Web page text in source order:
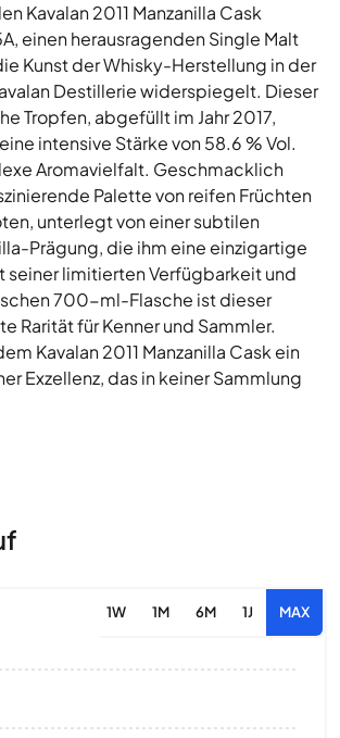
Kavalan 2011 Manzanilla Cask
einen herausragenden Single Malt
Kunst der Whisky-Herstellung in der
Destillerie widerspiegelt. Dieser
Tropfen, abgefüllt im Jahr 2017,
intensive Stärke von 58.6 % Vol.
Aromavielfalt. Geschmacklich
Palette von reifen Früchten
unterlegt von einer subtilen
Prägung, die ihm eine einzigartige
seiner limitierten Verfügbarkeit und
700-ml-Flasche ist dieser
Rarität für Kenner und Sammler.
Kavalan 2011 Manzanilla Cask ein
Exzellenz, das in keiner Sammlung
1W 1M 6M 1J MAX